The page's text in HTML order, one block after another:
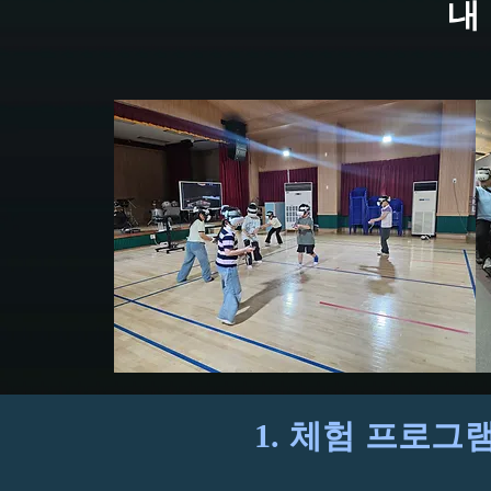
내
1. 체험 프로그